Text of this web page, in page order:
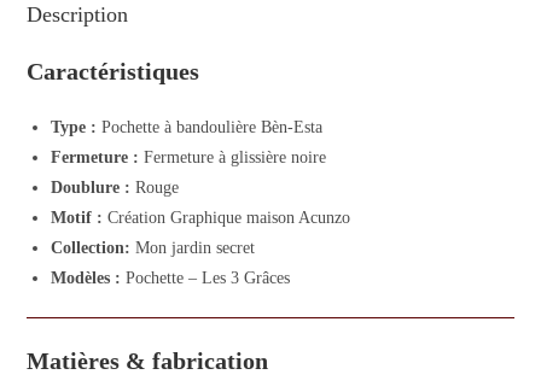
Description
Caractéristiques
Type : Pochette à bandoulière Bèn-Esta
Fermeture : Fermeture à glissière noire
Doublure : Rouge
Motif : Création Graphique maison Acunzo
Collection: Mon jardin secret
Modèles : Pochette – Les 3 Grâces
Matières & fabrication